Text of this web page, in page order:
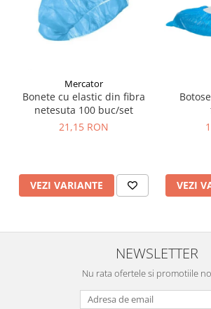
Mercator
Bonete cu elastic din fibra
netesuta 100 buc/set
21,15 RON
VEZI VARIANTE VEZI
NEWSLETTER
Nu rata ofertele si promotiile